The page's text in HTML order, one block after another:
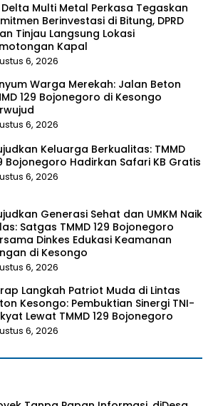
Delta Multi Metal Perkasa Tegaskan
Berinvestasi di Bitung, DPRD
Tinjau Langsung Lokasi
Kapal
6, 2026
Warga Merekah: Jalan Beton
129 Bojonegoro di Kesongo
6, 2026
Keluarga Berkualitas: TMMD
Bojonegoro Hadirkan Safari KB Gratis
6, 2026
Generasi Sehat dan UMKM Naik
Satgas TMMD 129 Bojonegoro
Dinkes Edukasi Keamanan
di Kesongo
6, 2026
Langkah Patriot Muda di Lintas
Kesongo: Pembuktian Sinergi TNI-
Lewat TMMD 129 Bojonegoro
6, 2026